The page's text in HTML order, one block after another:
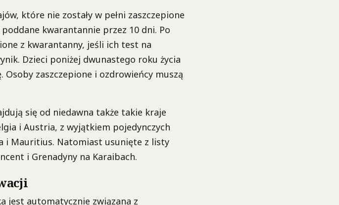
które nie zostały w pełni zaszczepione
kwarantannie przez 10 dni. Po
z kwarantanny, jeśli ich test na
Dzieci poniżej dwunastego roku życia
zaszczepione i ozdrowieńcy muszą
się od niedawna także takie kraje
i Austria, z wyjątkiem pojedynczych
i Mauritius. Natomiast usunięte z listy
i Grenadyny na Karaibach.
jest automatycznie związana z